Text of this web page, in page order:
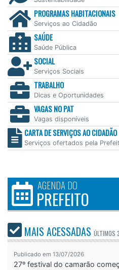
PROGRAMAS HABITACIONAIS
Serviços ao Cidadão
SAÚDE
Saúde Pública
SOCIAL
Serviços Sociais
TRABALHO
Dicas e Oportunidades
VAGAS NO PAT
Vagas disponíveis
CARTA DE SERVIÇOS AO CIDADÃO
Serviços ofertados pela
AGENDA DO
PREFEITO
MAIS ACESSADAS ÚLTIMOS
Publicado em 13/07/2026
27º festival do camarão